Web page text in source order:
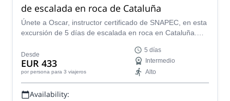
de escalada en roca de Cataluña
Únete a Oscar, instructor certificado de SNAPEC, en esta
excursión de 5 días de escalada en roca en Cataluña.
Desde
EUR 433
por persona para 3 viajeros
5 días
Intermedio
Alto
Availability: